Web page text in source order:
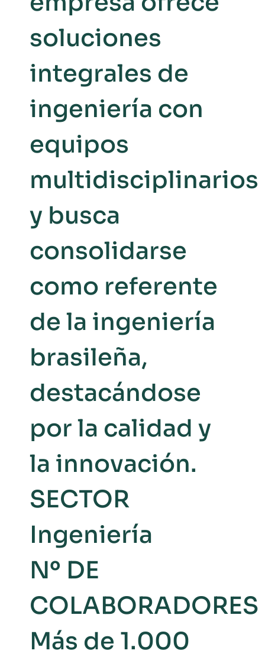
soluciones
integrales de
ingeniería con
equipos
multidisciplinarios
y busca
consolidarse
como referente
de la ingeniería
brasileña,
destacándose
por la calidad y
la innovación.
SECTOR
Ingeniería
Nº DE
COLABORADORES
Más de 1.000